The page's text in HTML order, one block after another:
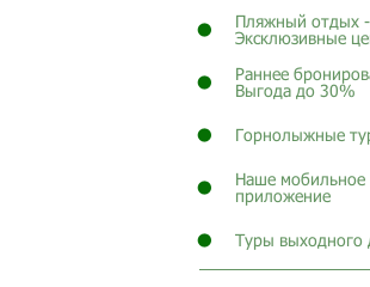
Пляжный отдых -
Эксклюзивные
Раннее
Выгода до 30%
Горнолыжные
Наше мобильное
приложение
Туры выходного